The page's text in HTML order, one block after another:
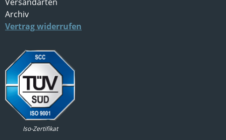
Archiv
Vertrag widerrufen
Iso-Zertifikat